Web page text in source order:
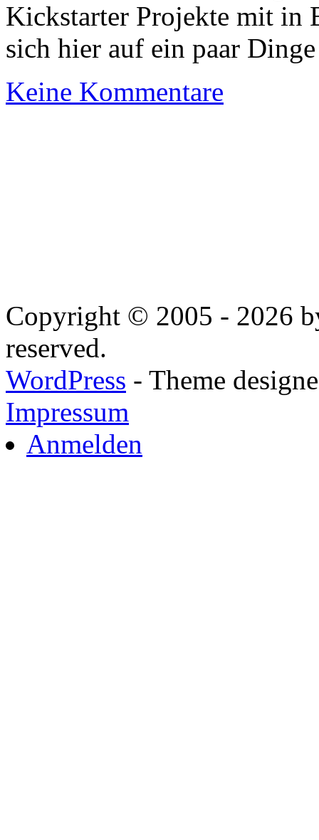
Kickstarter Projekte mit in
sich hier auf ein paar
Keine Kommentare
Copyright © 2005 - 2026
reserved.
WordPress - Theme
Impressum
Anmelden